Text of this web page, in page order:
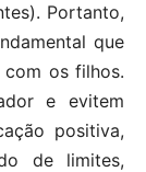
Portanto,
que
os filhos.
e evitem
positiva,
de limites,